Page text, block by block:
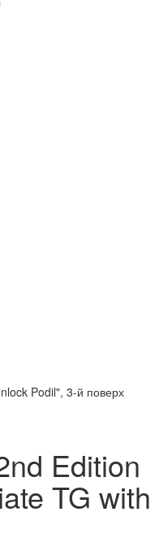
Podil", 3-й поверх
Edition
TG with